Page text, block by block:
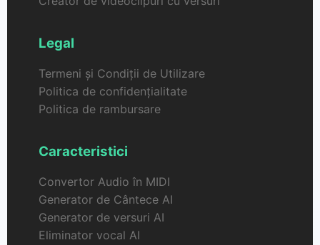
Legal
Termeni și Condiții de Utilizare
Politica de confidențialitate
Politica de rambursare
Caracteristici
Convertor Audio în MIDI
Generator de Cântece AI
Generator de versuri AI
Eliminator vocal AI